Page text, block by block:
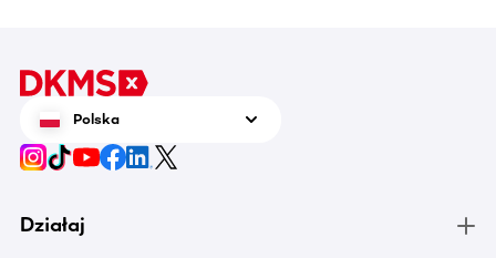
Polska
Działaj